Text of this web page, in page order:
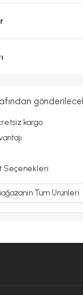
kargo
Seçenekleri
Tüm Ürünleri